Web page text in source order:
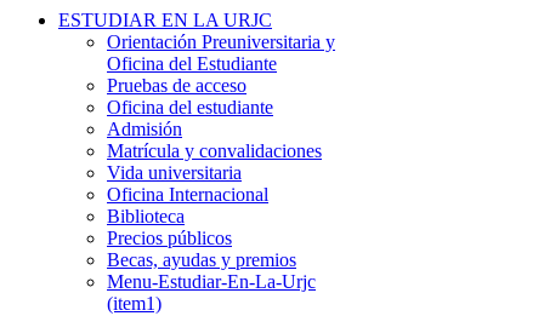
ESTUDIAR EN LA URJC
Orientación Preuniversitaria y
Oficina del Estudiante
Pruebas de acceso
Oficina del estudiante
Admisión
Matrícula y convalidaciones
Vida universitaria
Oficina Internacional
Biblioteca
Precios públicos
Becas, ayudas y premios
Menu-Estudiar-En-La-Urjc
(item1)